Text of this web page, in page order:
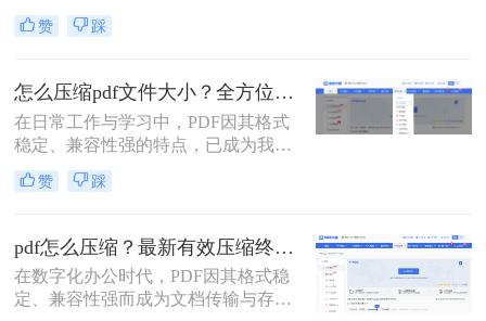
文档、报告和资料的首选格式。然
而，随之而来的问题也显而易见：过
在通过邮件发送、即时通讯工具传输
或上传至云平台时受到限制，严重影
响效率。因此，pdf怎么压缩的小一
点，成为一项必备技能。
赞 踩
怎么压缩pdf文件大小？全方位高效压缩方法终极指南！
在日常工作与学习中，PDF因其格式
稳定、兼容性强的特点，已成为我们
分享文档、报告和论文的首选格式。
然而，过大的PDF文件常常会带来诸
度、占用大量存储空间，甚至可能超
出某些平台的上传限制。因此，掌握
怎么压缩pdf文件大小的技能显得至关
重要。
赞 踩
pdf怎么压缩？最新有效压缩终极指南！
在数字化办公时代，PDF因其格式稳
定、兼容性强而成为文档传输与存档